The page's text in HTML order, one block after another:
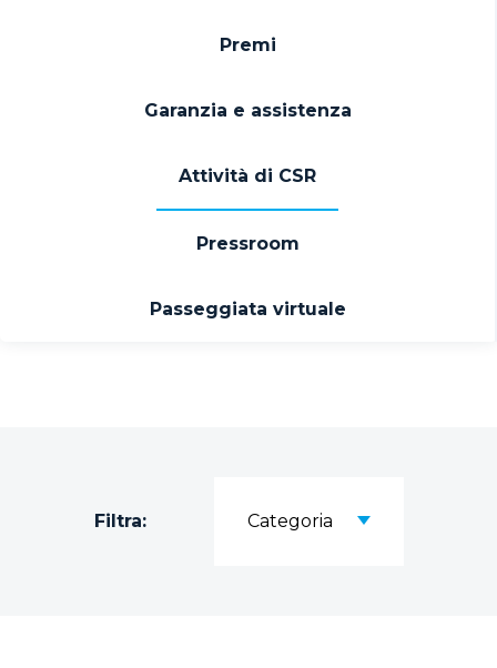
Premi
Garanzia e assistenza
Attività di CSR
Pressroom
Passeggiata virtuale
Filtra: Categoria